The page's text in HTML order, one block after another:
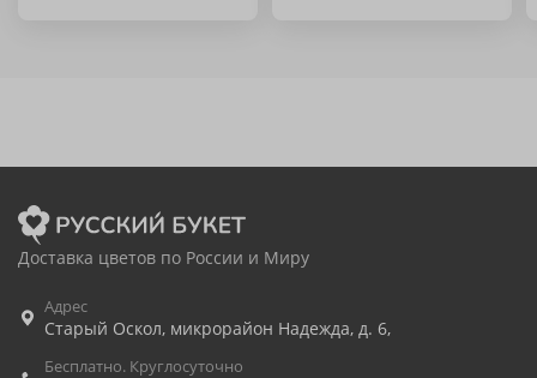
Доставка цветов по России и Миру
Адрес
Старый Оскол, микрорайон Надежда, д. 6,
Бесплатно. Круглосуточно